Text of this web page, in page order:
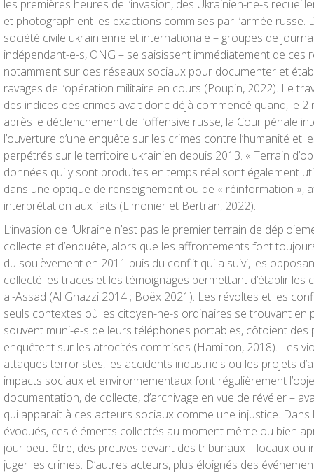
les premières heures de l’invasion, des Ukrainien-ne-s
et photographient les exactions commises par l’armée russe.
société civile ukrainienne et internationale – groupes de
indépendant-e-s, ONG – se saisissent immédiatement de ces
notamment sur des réseaux sociaux pour documenter et
ravages de l’opération militaire en cours (Poupin, 2022). Le
des indices des crimes avait donc déjà commencé quand, le 2
après le déclenchement de l’offensive russe, la Cour pénale
l’ouverture d’une enquête sur les crimes contre l’humanité et
perpétrés sur le territoire ukrainien depuis 2013. « Terrain
données qui y sont produites en temps réel sont également
dans une optique de renseignement ou de « réinformation »,
interprétation aux faits (Limonier et Bertran, 2022).
L’invasion de l’Ukraine n’est pas le premier terrain de
collecte et d’enquête, alors que les affrontements font
du soulèvement en 2011 puis du conflit qui a suivi, les
collecté les traces et les témoignages permettant d’établir les
al-Assad (Al Ghazzi 2014 ; Boëx 2021). Les révoltes et les
seuls contextes où les citoyen-ne-s ordinaires se trouvant en
souvent muni-e-s de leurs téléphones portables, côtoient des
enquêtent sur les atrocités commises (Hamilton, 2018). Les
attaques terroristes, les accidents industriels ou les projets
impacts sociaux et environnementaux font régulièrement
documentation, de collecte, d’archivage en vue de révéler –
qui apparaît à ces acteurs sociaux comme une injustice.
évoqués, ces éléments collectés au moment même ou bien
jour peut-être, des preuves devant des tribunaux – locaux ou
juger les crimes. D’autres acteurs, plus éloignés des